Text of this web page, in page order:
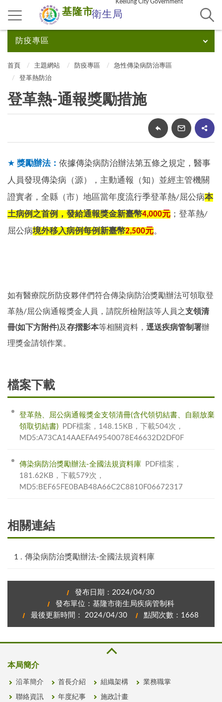
基隆市衛生局
Keelung City Government
防疫專區
首頁 主題網站 防疫專區
急性傳染病防治專區
登革熱防治
登革熱-通報獎勵措施
★ 獎勵辦法： 依據傳染病防治辦法第五條之規定，醫事
人員發現傳染病（源），主動通報（知）並經主管機關
證實者，全縣（市）地區當年度流行季登革熱/屈公病本
土病例之首例，發給通報獎金新臺幣4,000元 ；登革熱/
屈公病境外移入病例每例新臺幣2,500元。
如有醫療院所防疫夥伴們符合傳染病防治獎勵辦法可領取登
革熱/屈公病通報獎金人員，請院所檢附該等人員之支領清
冊(如下方附件)及存摺影本等相關資料， 逕送疾病管制署辦
理獎金請領作業。
檔案下載
登革熱、屈公病通報獎金支領清冊(含代領切結書、自願放棄
領取切結書)
PDF檔案，148.15KB，下載504次，
MD5:A73CA14AAEFA49540078E46632D2DF0F
傳染病防治獎勵辦法-全國法規資料庫
PDF檔案，
181.62KB，下載579次，
MD5:BEF65FE0BAB48A66C2C8810F06672317
相關連結
傳染病防治獎勵辦法-全國法規資料庫
發布日期：2024/04/30
發布單位：基隆市衛生局疾病管制科
最後更新時間： 2024/04/30
點閱次數：1668
本局簡介
沿革簡介 首長介紹 組織架構 業務職掌
聯絡資訊 年度紀事 施政計畫